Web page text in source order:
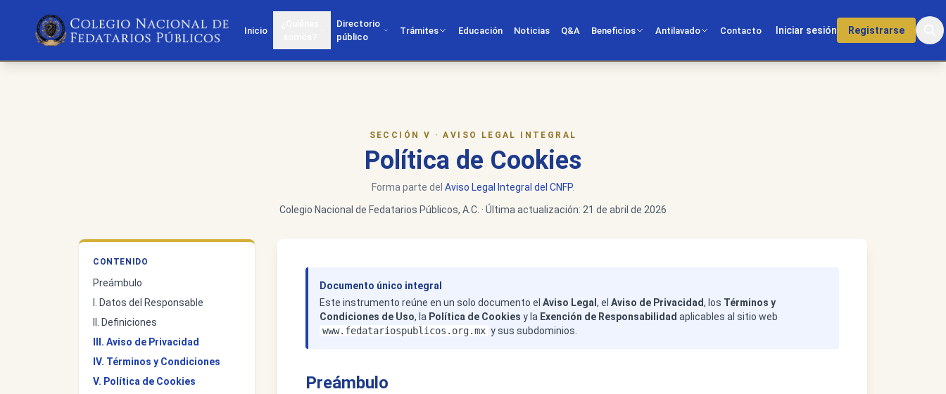
Inicio
Directorio
público
Trámites Educación Noticias Q&A Beneficios Antilavado Contacto Iniciar sesión Registrarse
SECCIÓN V · AVISO LEGAL INTEGRAL
Política de Cookies
Forma parte del Aviso Legal Integral del CNFP.
Colegio Nacional de Fedatarios Públicos, A.C. · Última actualización: 21 de abril de 2026
CONTENIDO
Preámbulo
I. Datos del Responsable
II. Definiciones
III. Aviso de Privacidad
IV. Términos y Condiciones
V. Política de Cookies
Documento único integral
Este instrumento reúne en un solo documento el Aviso Legal , el Aviso de Privacidad, los Términos y
Condiciones de Uso, la Política de Cookies y la Exención de Responsabilidad aplicables al sitio web
www.fedatariospublicos.org.mx y sus subdominios.
Preámbulo